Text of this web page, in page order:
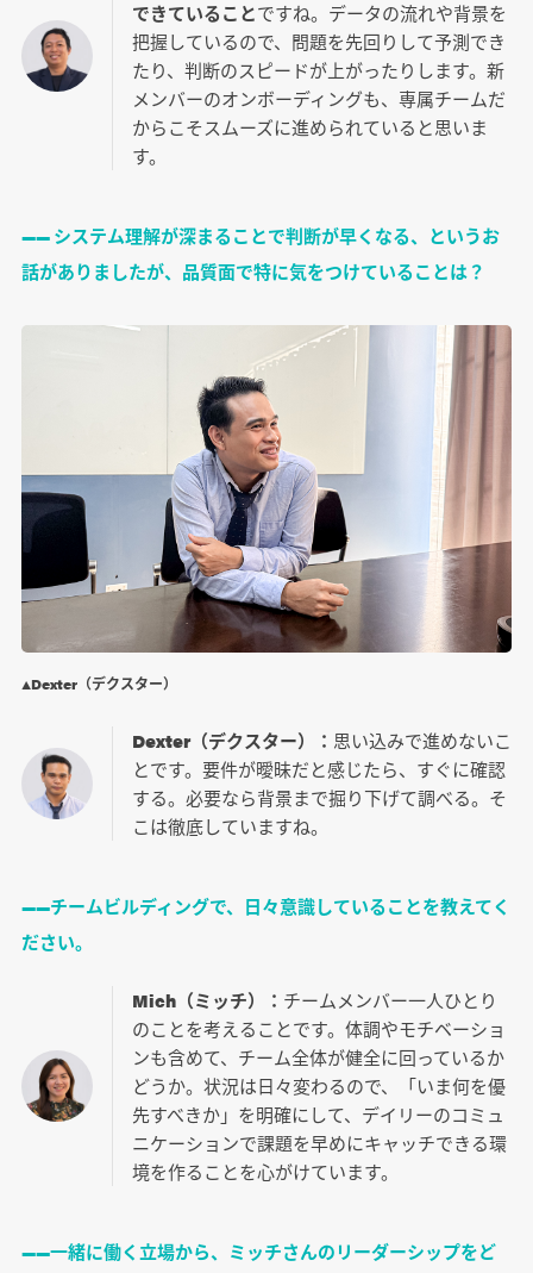
できていることですね。データの流れや背景を
把握しているので、問題を先回りして予測でき
たり、判断のスピードが上がったりします。新
メンバーのオンボーディングも、専属チームだ
からこそスムーズに進められていると思いま
す。
―― システム理解が深まることで判断が早くなる、というお
話がありましたが、品質面で特に気をつけていることは？
▲Dexter（デクスター）
Dexter（デクスター）： 思い込みで進めないこ
とです。要件が曖昧だと感じたら、すぐに確認
する。必要なら背景まで掘り下げて調べる。そ
こは徹底していますね。
――チームビルディングで、日々意識していることを教えてく
ださい。
Mich（ミッチ）： チームメンバー一人ひとり
のことを考えることです。体調やモチベーショ
ンも含めて、チーム全体が健全に回っているか
どうか。状況は日々変わるので、「いま何を優
先すべきか」を明確にして、デイリーのコミュ
ニケーションで課題を早めにキャッチできる環
境を作ることを心がけています。
――一緒に働く立場から、ミッチさんのリーダーシップをど